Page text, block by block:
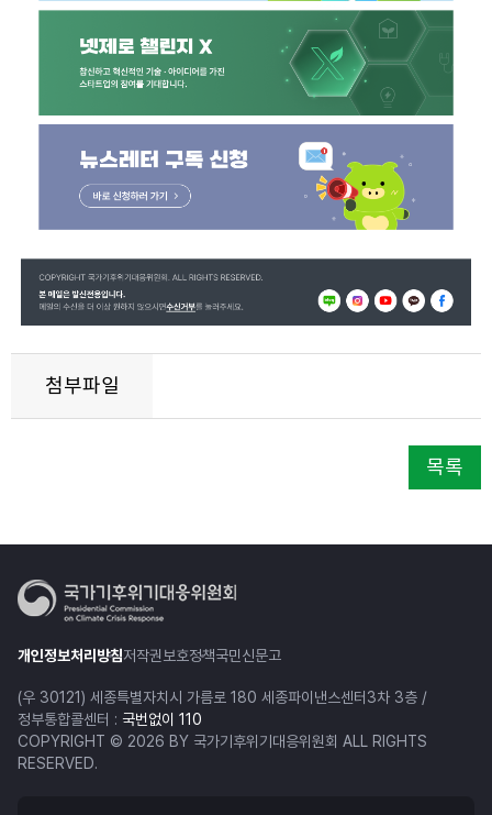
첨부파일
목록
개인정보처리방침저작권보호정책국민신문고
(우 30121) 세종특별자치시 가름로 180 세종파이낸스센터3차 3층 /
정부통합콜센터 : 국번없이 110
COPYRIGHT © 2026 BY 국가기후위기대응위원회 ALL RIGHTS
RESERVED.